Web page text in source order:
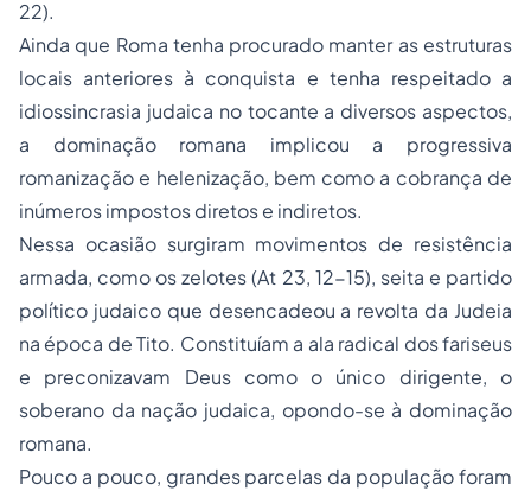
22).
Ainda que Roma tenha procurado manter as estruturas
locais anteriores à conquista e tenha respeitado a
idiossincrasia judaica no tocante a diversos aspectos,
a dominação romana implicou a progressiva
romanização e helenização, bem como a cobrança de
inúmeros impostos diretos e indiretos.
Nessa ocasião surgiram movimentos de resistência
armada, como os zelotes (At 23, 12-15), seita e partido
político judaico que desencadeou a revolta da Judeia
na época de Tito. Constituíam a ala radical dos fariseus
e preconizavam Deus como o único dirigente, o
soberano da nação judaica, opondo-se à dominação
romana.
Pouco a pouco, grandes parcelas da população foram